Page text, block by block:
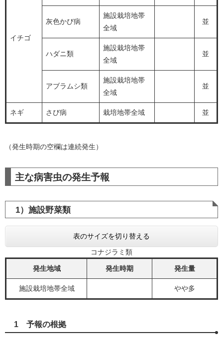
イチゴ
灰色かび病
施設栽培地帯
全域
並
ハダニ類
施設栽培地帯
全域
並
アブラムシ類
施設栽培地帯
全域
並
ネギ さび病 栽培地帯全域 並
（発生時期の空欄は連続発生）
主な病害虫の発生予報
1）施設野菜類
表のサイズを切り替える
コナジラミ類
発生地域 発生時期 発生量
施設栽培地帯全域 やや多
1 予報の根拠